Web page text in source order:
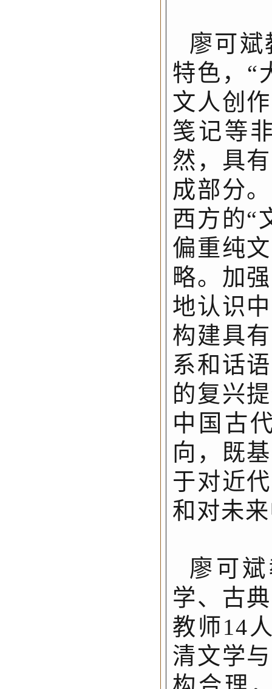
廖可
特色，“
文人创
笺记等
然，具
成部分
西方的“
偏重纯
略。加
地认识
构建具
系和话
的复兴
中国古
向，既
于对近
和对未
廖可
学、古
教师14
清文学